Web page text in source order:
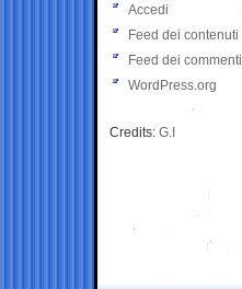
Accedi
Feed dei contenuti
Feed dei commenti
WordPress.org
Credits: G.I